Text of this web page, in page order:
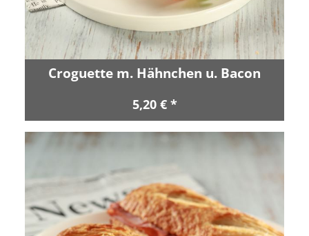
Croguette m. Hähnchen u. Bacon
5,20 € *